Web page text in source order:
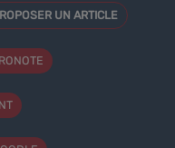
UN ARTICLE